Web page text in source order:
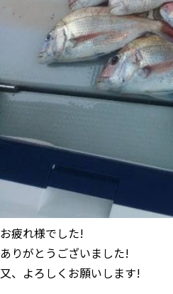
お疲れ様でした!
ありがとうございました!
又、よろしくお願いします!